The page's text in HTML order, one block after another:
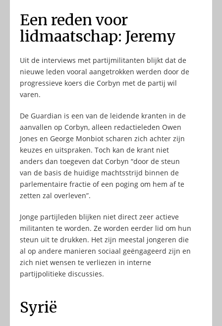
Een reden voor
lidmaatschap: Jeremy
Uit de interviews met partijmilitanten blijkt dat de
nieuwe leden vooral aangetrokken werden door de
progressieve koers die Corbyn met de partij wil
varen.
De Guardian is een van de leidende kranten in de
aanvallen op Corbyn, alleen redactieleden Owen
Jones en George Monbiot scharen zich achter zijn
keuzes en uitspraken. Toch kan de krant niet
anders dan toegeven dat Corbyn “door de steun
van de basis de huidige machtsstrijd binnen de
parlementaire fractie of een poging om hem af te
zetten zal overleven”.
Jonge partijleden blijken niet direct zeer actieve
militanten te worden. Ze worden eerder lid om hun
steun uit te drukken. Het zijn meestal jongeren die
al op andere manieren sociaal geëngageerd zijn en
zich niet wensen te verliezen in interne
partijpolitieke discussies.
Syrië